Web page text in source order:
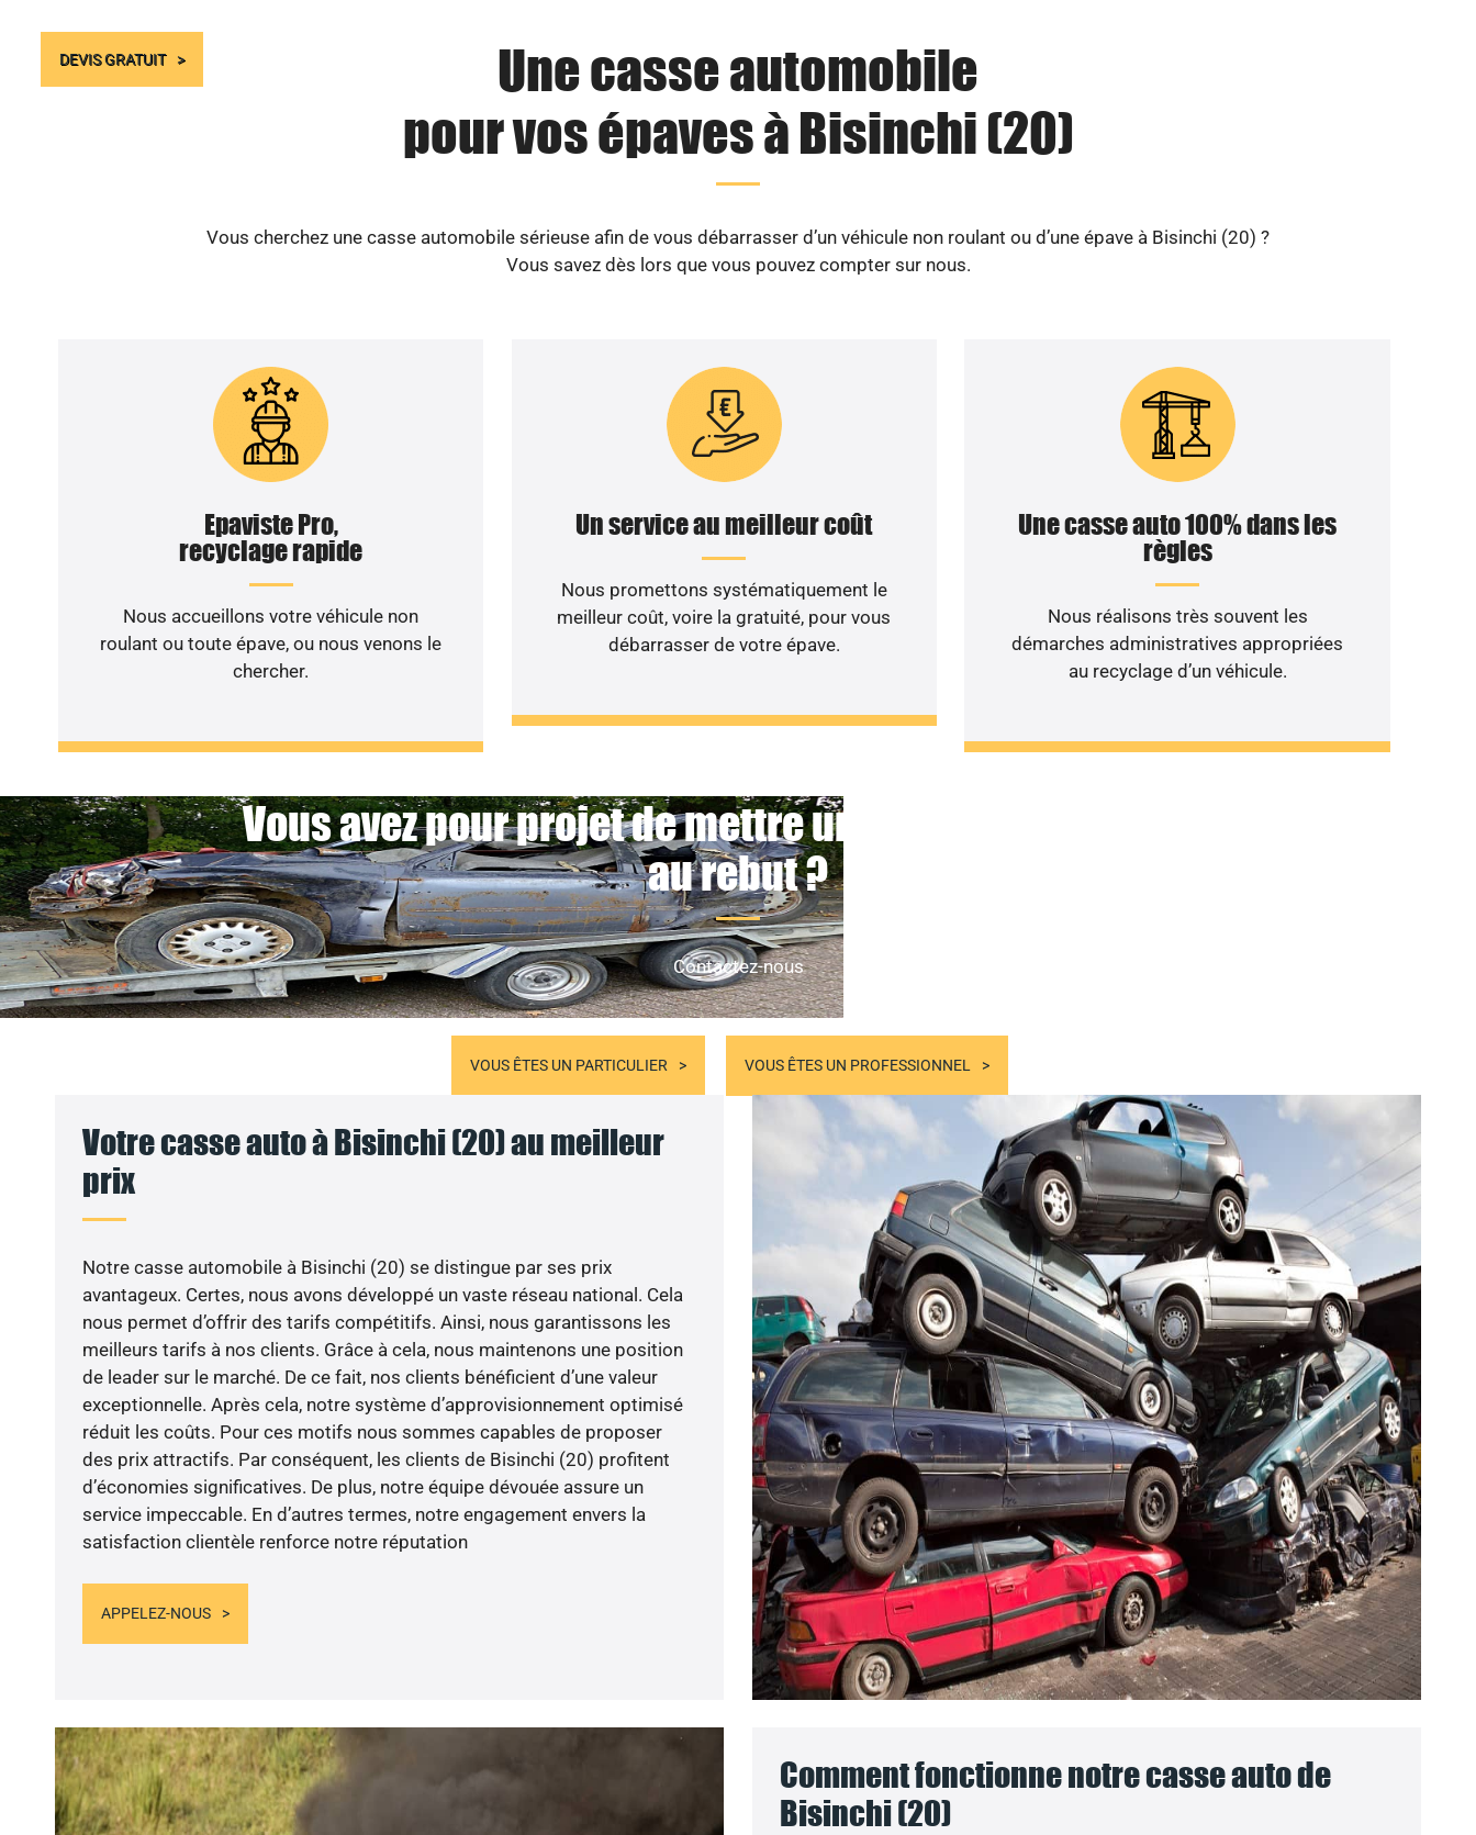
DEVIS GRATUIT
Une casse automobile
pour vos épaves à Bisinchi (20)
Vous cherchez une casse automobile sérieuse afin de vous débarrasser d’un véhicule non roulant ou d’une épave à Bisinchi (20) ?
Vous savez dès lors que vous pouvez compter sur nous.
Epaviste Pro,
recyclage rapide
Nous accueillons votre véhicule non
roulant ou toute épave, ou nous venons le
chercher.
Un service au meilleur coût
Nous promettons systématiquement le
meilleur coût, voire la gratuité, pour vous
débarrasser de votre épave.
Une casse auto 100% dans les
règles
Nous réalisons très souvent les
démarches administratives appropriées
au recyclage d’un véhicule.
Vous avez pour projet de mettre un véhicule non roulant
au rebut ?
Contactez-nous
VOUS ÊTES UN PARTICULIER VOUS ÊTES UN PROFESSIONNEL
Votre casse auto à Bisinchi (20) au meilleur
prix
Notre casse automobile à Bisinchi (20) se distingue par ses prix
avantageux. Certes, nous avons développé un vaste réseau national. Cela
nous permet d’offrir des tarifs compétitifs. Ainsi, nous garantissons les
meilleurs tarifs à nos clients. Grâce à cela, nous maintenons une position
de leader sur le marché. De ce fait, nos clients bénéficient d’une valeur
exceptionnelle. Après cela, notre système d’approvisionnement optimisé
réduit les coûts. Pour ces motifs nous sommes capables de proposer
des prix attractifs. Par conséquent, les clients de Bisinchi (20) profitent
d’économies significatives. De plus, notre équipe dévouée assure un
service impeccable. En d’autres termes, notre engagement envers la
satisfaction clientèle renforce notre réputation
APPELEZ-NOUS
Comment fonctionne notre casse auto de
Bisinchi (20)